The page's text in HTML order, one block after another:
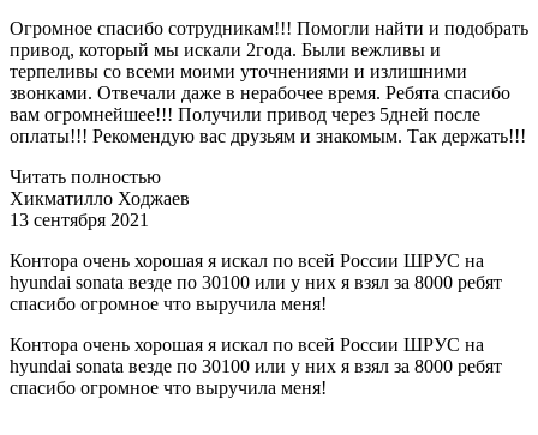
Огромное спасибо сотрудникам!!! Помогли найти и подобрать
привод, который мы искали 2года. Были вежливы и
терпеливы со всеми моими уточнениями и излишними
звонками. Отвечали даже в нерабочее время. Ребята спасибо
вам огромнейшее!!! Получили привод через 5дней после
оплаты!!! Рекомендую вас друзьям и знакомым. Так держать!!!
Читать полностью
Хикматилло Ходжаев
13 сентября 2021
Контора очень хорошая я искал по всей России ШРУС на
hyundai sonata везде по 30100 или у них я взял за 8000 ребят
спасибо огромное что выручила меня!
Контора очень хорошая я искал по всей России ШРУС на
hyundai sonata везде по 30100 или у них я взял за 8000 ребят
спасибо огромное что выручила меня!